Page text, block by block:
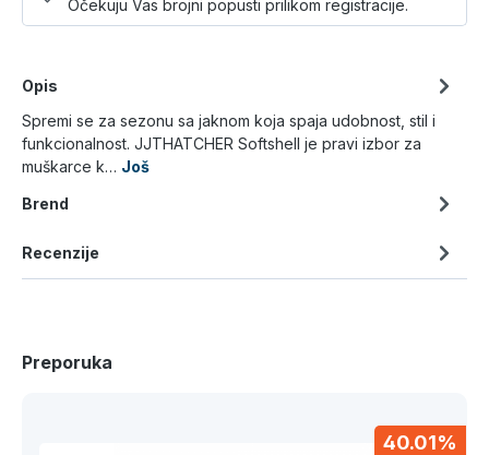
Očekuju Vas brojni popusti prilikom registracije.
Opis
Spremi se za sezonu sa jaknom koja spaja udobnost, stil i
funkcionalnost. JJTHATCHER Softshell je pravi izbor za
muškarce k… Još
Brend
Recenzije
Preporuka
40.01%